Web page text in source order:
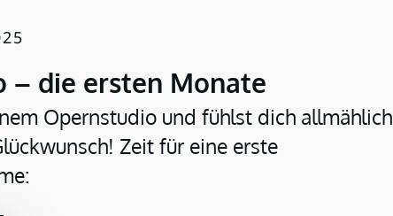
– die ersten Monate
Opernstudio und fühlst dich allmählich
Zeit für eine erste